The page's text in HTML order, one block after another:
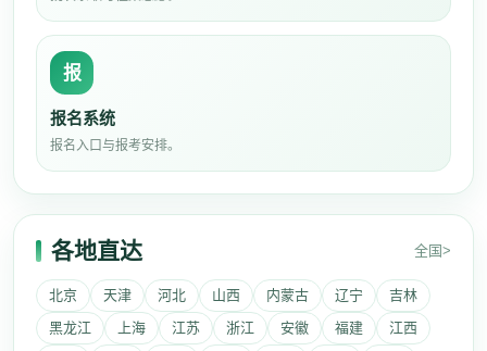
报
报名系统
报名入口与报考安排。
各地直达 全国>
北京 天津 河北 山西 内蒙古 辽宁
吉林
黑龙江
上海 江苏 浙江 安徽 福建
江西